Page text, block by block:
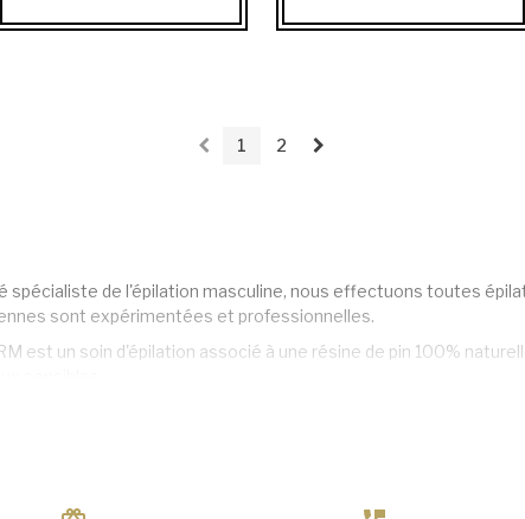
1 2
de l'épilation masculine, nous effectuons toutes
sont expérimentées et professionnelles.
est un soin d'épilation associé à une résine de pin 100%
c'est une repousse plus lente, une peau plus douce et un